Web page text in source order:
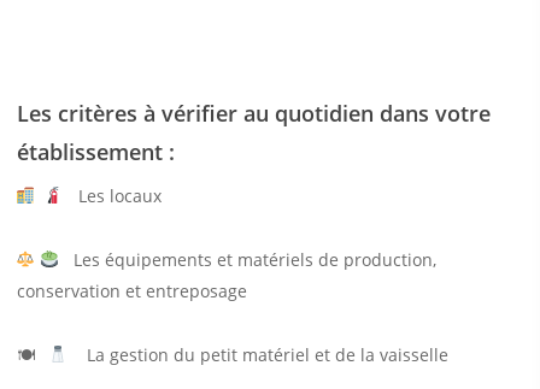
Les critères à vérifier au quotidien dans votre
établissement :
Les locaux
Les équipements et matériels de production,
conservation et entreposage
🍽 La gestion du petit matériel et de la vaisselle